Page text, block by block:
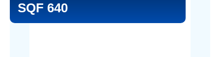
SQF 640